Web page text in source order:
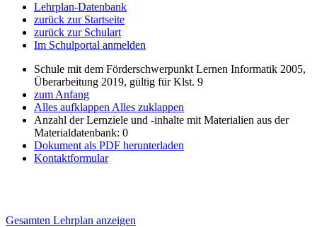
Lehrplan-Datenbank
zurück zur Startseite
zurück zur Schulart
Im Schulportal anmelden
Schule mit dem Förderschwerpunkt Lernen Informatik 2005,
Überarbeitung 2019, gültig für Klst. 9
zum Anfang
Alles aufklappen Alles zuklappen
Anzahl der Lernziele und -inhalte mit Materialien aus der
Materialdatenbank: 0
Dokument als PDF herunterladen
Kontaktformular
Gesamten Lehrplan anzeigen